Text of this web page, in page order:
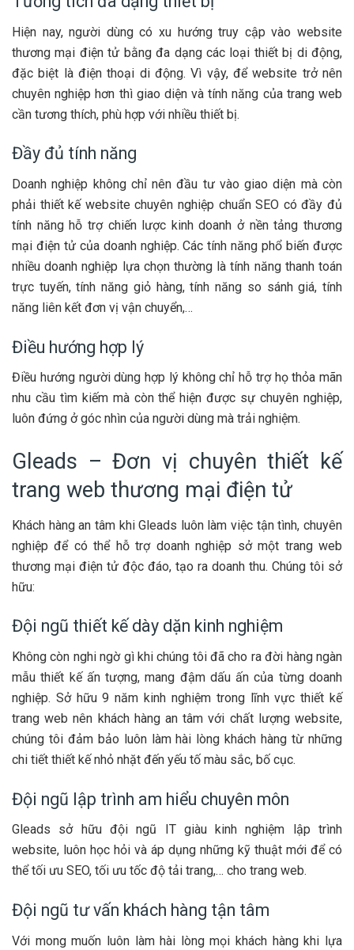
Hiện nay, người dùng có xu hướng truy cập vào website
thương mại điện tử bằng đa dạng các loại thiết bị di động,
đặc biệt là điện thoại di động. Vì vậy, để website trở nên
chuyên nghiệp hơn thì giao diện và tính năng của trang web
cần tương thích, phù hợp với nhiều thiết bị.
Đầy đủ tính năng
Doanh nghiệp không chỉ nên đầu tư vào giao diện mà còn
phải thiết kế website chuyên nghiệp chuẩn SEO có đầy đủ
tính năng hỗ trợ chiến lược kinh doanh ở nền tảng thương
mại điện tử của doanh nghiệp. Các tính năng phổ biến được
nhiều doanh nghiệp lựa chọn thường là tính năng thanh toán
trực tuyến, tính năng giỏ hàng, tính năng so sánh giá, tính
năng liên kết đơn vị vận chuyển,…
Điều hướng hợp lý
Điều hướng người dùng hợp lý không chỉ hỗ trợ họ thỏa mãn
nhu cầu tìm kiếm mà còn thể hiện được sự chuyên nghiệp,
luôn đứng ở góc nhìn của người dùng mà trải nghiệm.
Gleads – Đơn vị chuyên thiết kế
trang web thương mại điện tử
Khách hàng an tâm khi Gleads luôn làm việc tận tình, chuyên
nghiệp để có thể hỗ trợ doanh nghiệp sở một trang web
thương mại điện tử độc đáo, tạo ra doanh thu. Chúng tôi sở
hữu:
Đội ngũ thiết kế dày dặn kinh nghiệm
Không còn nghi ngờ gì khi chúng tôi đã cho ra đời hàng ngàn
mẫu thiết kế ấn tượng, mang đậm dấu ấn của từng doanh
nghiệp. Sở hữu 9 năm kinh nghiệm trong lĩnh vực thiết kế
trang web nên khách hàng an tâm với chất lượng website,
chúng tôi đảm bảo luôn làm hài lòng khách hàng từ những
chi tiết thiết kế nhỏ nhặt đến yếu tố màu sắc, bố cục.
Đội ngũ lập trình am hiểu chuyên môn
Gleads sở hữu đội ngũ IT giàu kinh nghiệm lập trình
website, luôn học hỏi và áp dụng những kỹ thuật mới để có
thể tối ưu SEO, tối ưu tốc độ tải trang,… cho trang web.
Đội ngũ tư vấn khách hàng tận tâm
Với mong muốn luôn làm hài lòng mọi khách hàng khi lựa